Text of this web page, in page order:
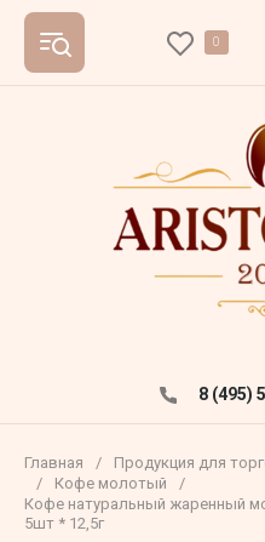
0
8 (495)
Главная /
Продукция для
/
Кофе молотый
/
Кофе натуральный жаренный
5шт * 12,5г